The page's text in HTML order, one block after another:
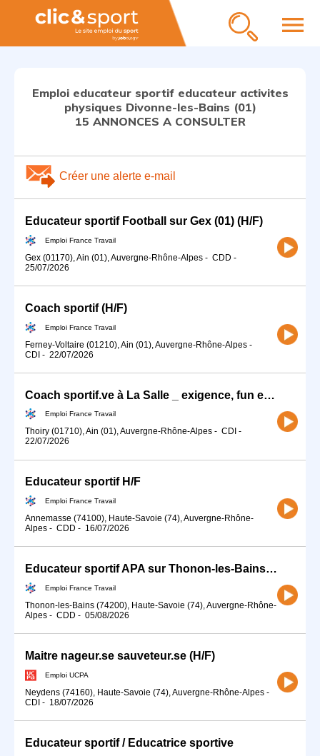
menu
Emploi educateur sportif educateur activites
physiques Divonne-les-Bains (01)
15 ANNONCES A CONSULTER
Créer une alerte e-mail
Educateur sportif Football sur Gex (01) (H/F)
Emploi France Travail
Gex (01170), Ain (01), Auvergne-Rhône-Alpes - CDD -
25/07/2026
Coach sportif (H/F)
Emploi France Travail
Ferney-Voltaire (01210), Ain (01), Auvergne-Rhône-Alpes -
CDI - 22/07/2026
Coach sportif.ve à La Salle _ exigence, fun et bienveillance (H/F)
Emploi France Travail
Thoiry (01710), Ain (01), Auvergne-Rhône-Alpes - CDI -
22/07/2026
Educateur sportif H/F
Emploi France Travail
Annemasse (74100), Haute-Savoie (74), Auvergne-Rhône-
Alpes - CDD - 16/07/2026
Educateur sportif APA sur Thonon-les-Bains (74) (H/F)
Emploi France Travail
Thonon-les-Bains (74200), Haute-Savoie (74), Auvergne-Rhône-
Alpes - CDD - 05/08/2026
Maitre nageur.se sauveteur.se (H/F)
Emploi UCPA
Neydens (74160), Haute-Savoie (74), Auvergne-Rhône-Alpes -
CDI - 18/07/2026
Educateur sportif / Educatrice sportive